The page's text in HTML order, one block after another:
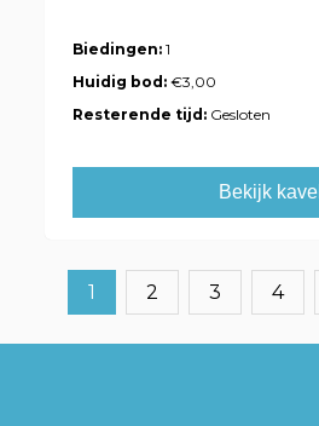
Biedingen: 1
Huidig bod:€3,00
Resterende tijd: Gesloten
Bekijk kavel
1 2 3 4